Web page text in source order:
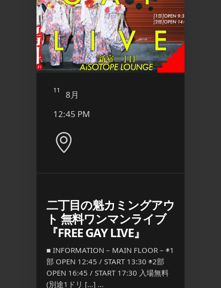
11
8月
12:45 PM
二丁目の魁カミングアウ
ト 無料ワンマンライブ
『FREE GAY LIVE』
■ INFORMATION – MAIN FLOOR – ◉1
部 OPEN 12:45 / START 13:30 ◉2部
OPEN 16:45 / START 17:30 入場無料
(別途1ドリ […] ...